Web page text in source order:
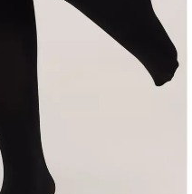
Бесшовный топ на тонких
бретелях CAMI TOP
279 грн.